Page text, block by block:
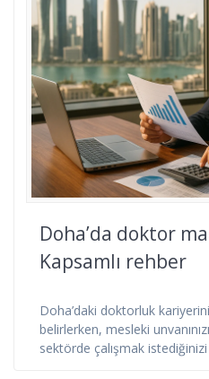
Doha’da doktor
Kapsamlı rehber
Doha’daki doktorluk
belirlerken, mesleki
sektörde çalışmak